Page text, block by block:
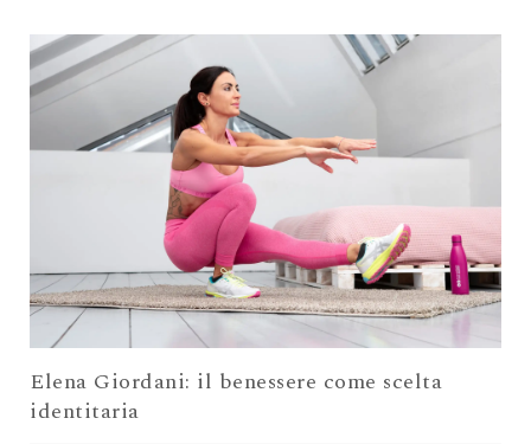
Elena Giordani: il benessere come scelta
identitaria